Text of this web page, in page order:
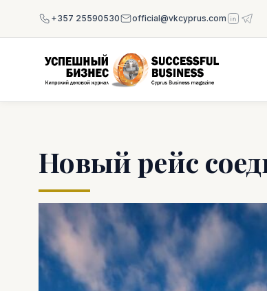
+357 25590530 official@vkcyprus.com
Новый рейс